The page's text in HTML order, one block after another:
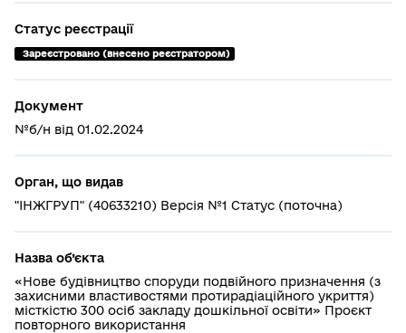
Статус реєстрації
Зареєстровано (внесено реєстратором)
Документ
№б/н від 01.02.2024
Орган, що видав
"ІНЖГРУП" (40633210) Версія №1 Статус (поточна)
Назва об’єкта
«Нове будівництво споруди подвійного призначення (з
захисними властивостями протирадіаційного укриття)
місткістю 300 осіб закладу дошкільної освіти» Проєкт
повторного використання